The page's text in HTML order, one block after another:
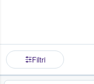
Filtri